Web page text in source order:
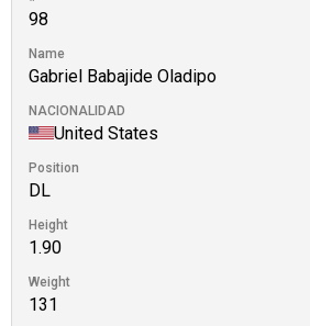
98
Name
Gabriel Babajide Oladipo
NACIONALIDAD
United States
Position
DL
Height
1.90
Weight
131